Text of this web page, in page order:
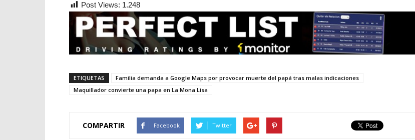
Post Views: 1.248
ETIQUETAS
Familia demanda a Google Maps por provocar muerte del papá tras malas indicaciones
Maquillador convierte una papa en La Mona Lisa
COMPARTIR Facebook Twitter